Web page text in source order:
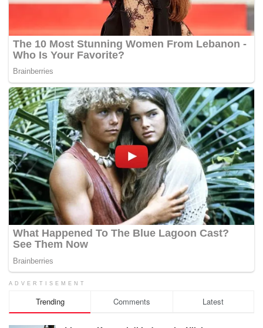
ADVERTISEMENT
Trending Comments Latest